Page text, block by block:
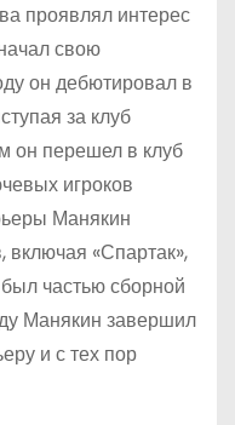
проявлял интерес
свою
он дебютировал в
за клуб
он перешел в клуб
игроков
Манякин
включая «Спартак»,
частью сборной
Манякин завершил
и с тех пор